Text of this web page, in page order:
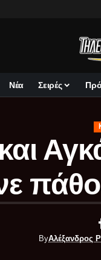
Νέα Σειρές
ByΑλέξανδρος